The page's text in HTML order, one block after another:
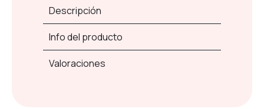
Descripción
Info del producto
Valoraciones